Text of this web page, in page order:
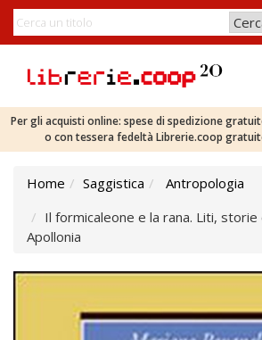
Per gli acquisti online: spese di spedizione
o con tessera fedeltà Librerie.coop
Home Saggistica
Antropologia
Il formicaleone e la rana. Liti, storie
Apollonia